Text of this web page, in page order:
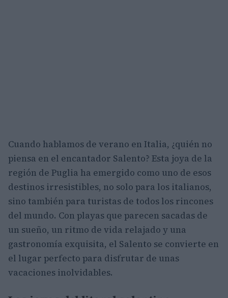
Cuando hablamos de verano en Italia, ¿quién no
piensa en el encantador Salento? Esta joya de la
región de Puglia ha emergido como uno de esos
destinos irresistibles, no solo para los italianos,
sino también para turistas de todos los rincones
del mundo. Con playas que parecen sacadas de
un sueño, un ritmo de vida relajado y una
gastronomía exquisita, el Salento se convierte en
el lugar perfecto para disfrutar de unas
vacaciones inolvidables.